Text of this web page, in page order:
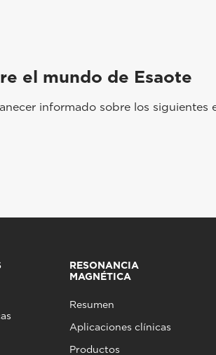
el mundo de Esaote
informado sobre los
RESONANCIA
MAGNÉTICA
Resumen
Aplicaciones clínicas
Productos